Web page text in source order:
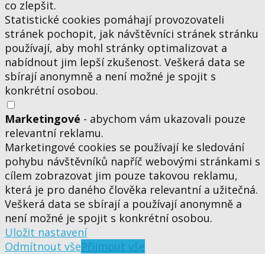
co zlepšit.
Statistické cookies pomáhají provozovateli
stránek pochopit, jak návštěvníci stránek stránku
používají, aby mohl stránky optimalizovat a
nabídnout jim lepší zkušenost. Veškerá data se
sbírají anonymně a není možné je spojit s
konkrétní osobou.
Marketingové - abychom vám ukazovali pouze
relevantní reklamu.
Marketingové cookies se používají ke sledování
pohybu návštěvníků napříč webovými stránkami s
cílem zobrazovat jim pouze takovou reklamu,
která je pro daného člověka relevantní a užitečná.
Veškerá data se sbírají a používají anonymně a
není možné je spojit s konkrétní osobou.
Uložit nastavení
Odmítnout všePřijmout vše